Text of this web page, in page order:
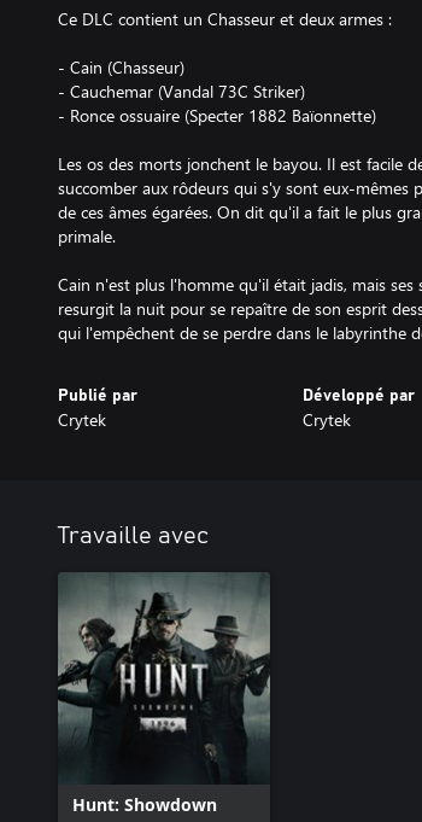
Ce DLC contient un Chasseur et deux armes :
- Cain (Chasseur)
- Cauchemar (Vandal 73C Striker)
- Ronce ossuaire (Specter 1882 Baïonnette)
Les os des morts jonchent le bayou. Il est facile
succomber aux rôdeurs qui s'y sont eux-mêmes
de ces âmes égarées. On dit qu'il a fait le plus
primale.
Cain n'est plus l'homme qu'il était jadis, mais
resurgit la nuit pour se repaître de son esprit
qui l'empêchent de se perdre dans le labyrinthe
Publié par
Crytek
Développé par
Crytek
Travaille avec
Hunt: Showdown